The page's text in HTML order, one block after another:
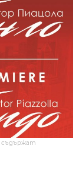
съдържат